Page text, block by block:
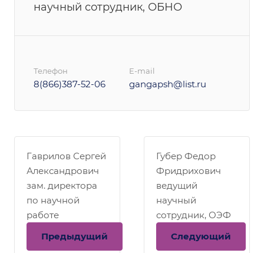
научный сотрудник, ОБНО
Телефон
8(866)387-52-06
E-mail
gangapsh@list.ru
Гаврилов Сергей
Александрович
зам. директора
по научной
работе
Предыдущий
Губер Федор
Фридрихович
ведущий
научный
сотрудник, ОЭФ
Следующий